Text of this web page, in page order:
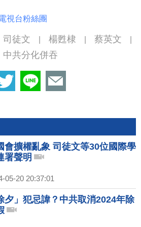
視台粉絲團
司徒文 楊甦棣 蔡英文
中共分化併吞
會擴權亂象 司徒文等30位國際學
署聲明
05-20 20:37:01
夕」犯忌諱？中共取消2024年除